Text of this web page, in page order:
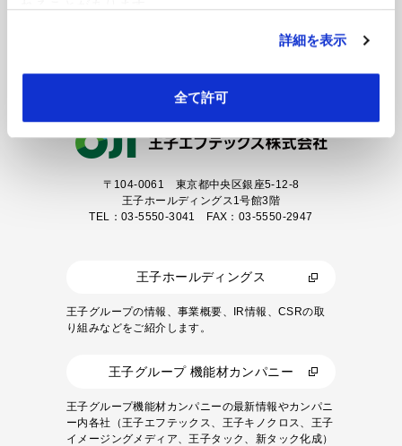
詳細を表示
全て許可
〒104-0061 東京都中央区銀座5-12-8
王子ホールディングス1号館3階
TEL：03-5550-3041 FAX：03-5550-2947
王子ホールディングス
王子グループの情報、事業概要、IR情報、CSRの取
り組みなどをご紹介します。
王子グループ 機能材カンパニー
王子グループ機能材カンパニーの最新情報やカンパニ
ー内各社（王子エフテックス、王子キノクロス、王子
イメージングメディア、王子タック、新タック化成）